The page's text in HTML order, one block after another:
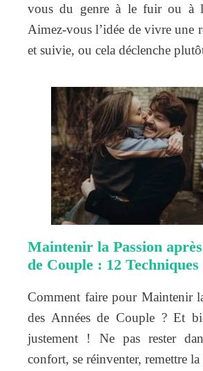
vous du genre à le fuir ou à
Aimez-vous l’idée de vivre une
et suivie, ou cela déclenche
Maintenir la Passion après
de Couple : 12
Comment faire pour Maintenir
des Années de Couple ? Et
justement ! Ne pas rester
confort, se réinventer, remettre